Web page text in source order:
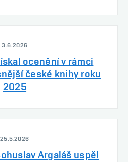
3.6.2026
ocenění v rámci
české knihy roku
2025
25.5.2026
Argaláš uspěl